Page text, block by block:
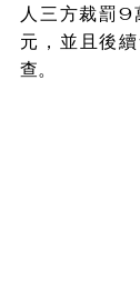
人三方裁罰9
元，並且後
查。